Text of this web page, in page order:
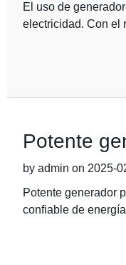
El uso de
electricidad. Con el
Potente
by admin on 2025-
Potente generador
confiable de